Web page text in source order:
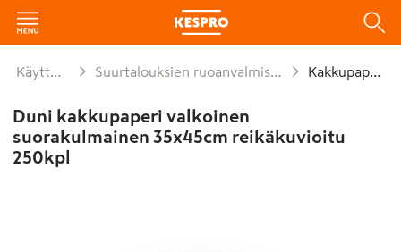
Käyttötavara Suurtalouksien ruoanvalmistusmateriaalit Kakkupaperit
Duni kakkupaperi valkoinen
suorakulmainen 35x45cm reikäkuvioitu
250kpl